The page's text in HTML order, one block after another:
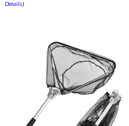
Details)